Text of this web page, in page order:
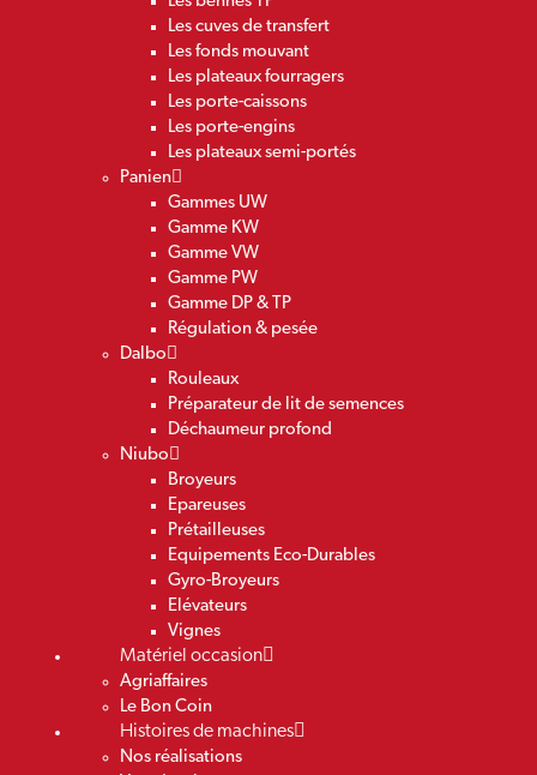
Les cuves de transfert
Les fonds mouvant
Les plateaux fourragers
Les porte-caissons
Les porte-engins
Les plateaux semi-portés
Panien
Gammes UW
Gamme KW
Gamme VW
Gamme PW
Gamme DP & TP
Régulation & pesée
Dalbo
Rouleaux
Préparateur de lit de semences
Déchaumeur profond
Niubo
Broyeurs
Epareuses
Prétailleuses
Equipements Eco-Durables
Gyro-Broyeurs
Elévateurs
Vignes
Matériel occasion
Agriaffaires
Le Bon Coin
Histoires de machines
Nos réalisations